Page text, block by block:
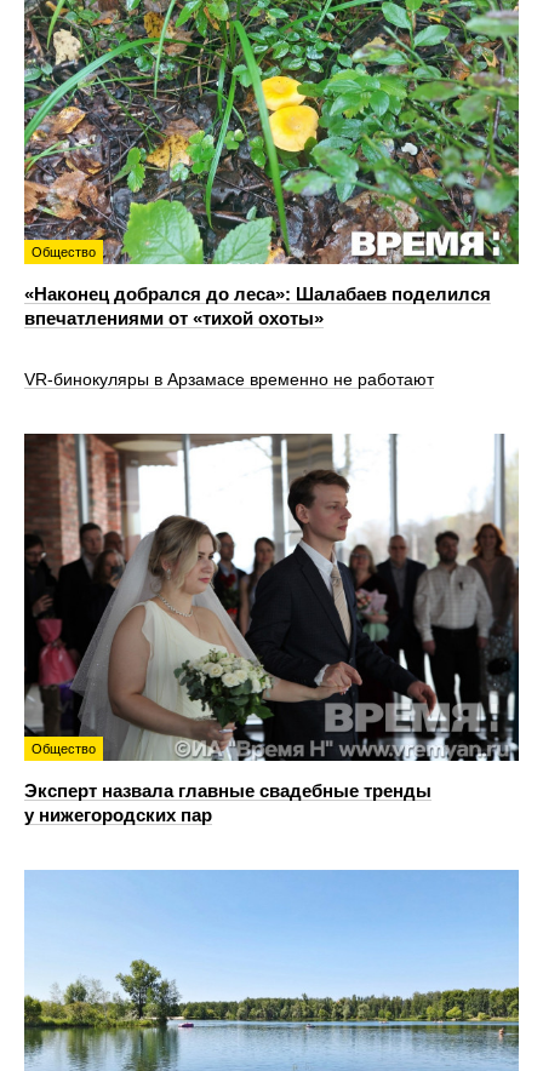
Общество
«Наконец добрался до леса»: Шалабаев поделился
впечатлениями от «тихой охоты»
VR‑бинокуляры в Арзамасе временно не работают
Общество
Эксперт назвала главные свадебные тренды
у нижегородских пар